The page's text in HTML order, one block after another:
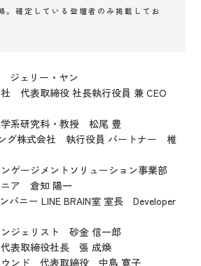
。確定している登壇者のみ掲載してお
ジェリー・ヤン
社 代表取締役 社長執行役員 兼 CEO
系研究科・教授 松尾 豊
ング株式会社 執行役員 パートナー 椎
ゲージメントソリューション事業部
ニア 倉知 陽一
パニー LINE BRAIN室 室長 Developer
ンジェリスト 砂金 信一郎
表取締役社長 張 成煥
ウンド 代表取締役 中島 寛子